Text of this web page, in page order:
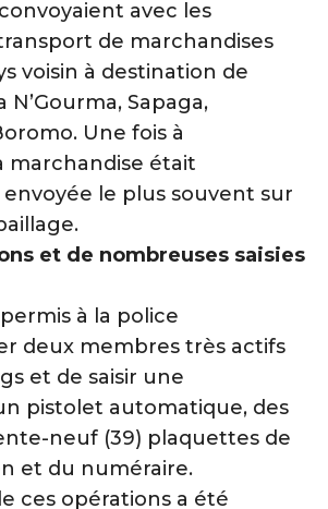
avec les
de marchandises
voisin à destination de
N’Gourma, Sapaga,
Une fois à
marchandise était
le plus souvent sur
et de nombreuses saisies
à la police
deux membres très actifs
et de saisir une
pistolet automatique, des
neuf (39) plaquettes de
et du numéraire.
ces opérations a été